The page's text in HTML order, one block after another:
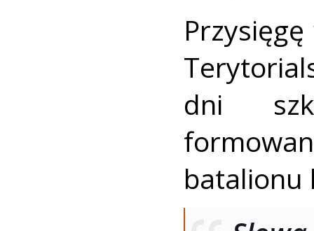
dni
batalionu